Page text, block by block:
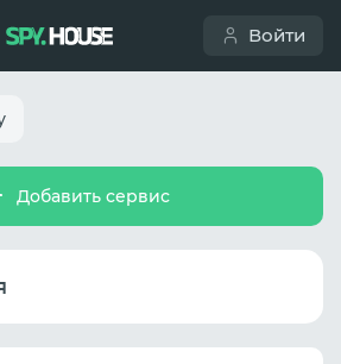
Войти
Добавить сервис